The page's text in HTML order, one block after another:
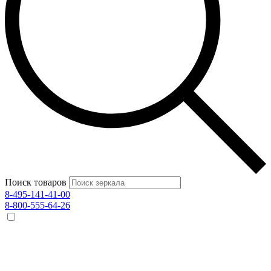
Поиск товаров
8-495-141-41-00
8-800-555-64-26